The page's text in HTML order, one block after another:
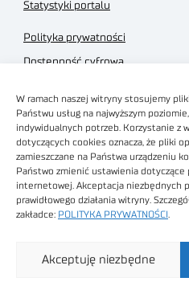
W ramach naszej witryny stosujemy
Państwu usług na najwyższym
indywidualnych potrzeb. Korzystanie z
dotyczących cookies oznacza, że pliki
zamieszczane na Państwa urządzeniu
Państwo zmienić ustawienia dotyczące
internetowej. Akceptacja niezbędnych
prawidłowego działania witryny.
zakładce: POLITYKA PRYWATNOŚCI
Akceptuję niezbędne
Statystyki portalu
Polityka prywatności
Dostępność cyfrowa
Regulamin sklepu
Obrazy stockowe
autorstwa
Technologiczny